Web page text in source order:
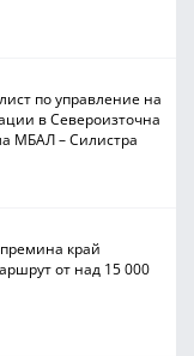
по управление на
в Североизточна
МБАЛ – Силистра
край
от над 15 000